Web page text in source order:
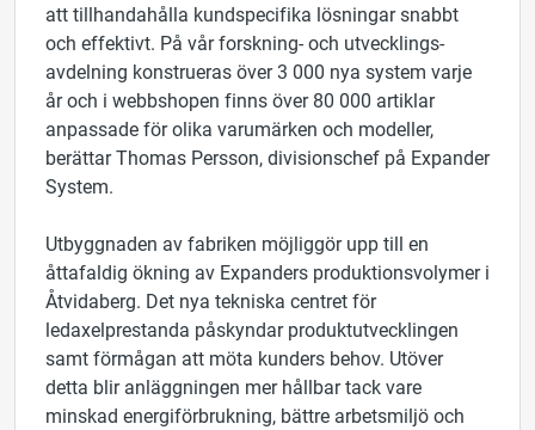
att tillhandahålla kundspecifika lösningar snabbt
och effektivt. På vår forskning- och utvecklings-
avdelning konstrueras över 3 000 nya system varje
år och i webbshopen finns över 80 000 artiklar
anpassade för olika varumärken och modeller,
berättar Thomas Persson, divisionschef på Expander
System.
Utbyggnaden av fabriken möjliggör upp till en
åttafaldig ökning av Expanders produktionsvolymer i
Åtvidaberg. Det nya tekniska centret för
ledaxelprestanda påskyndar produktutvecklingen
samt förmågan att möta kunders behov. Utöver
detta blir anläggningen mer hållbar tack vare
minskad energiförbrukning, bättre arbetsmiljö och